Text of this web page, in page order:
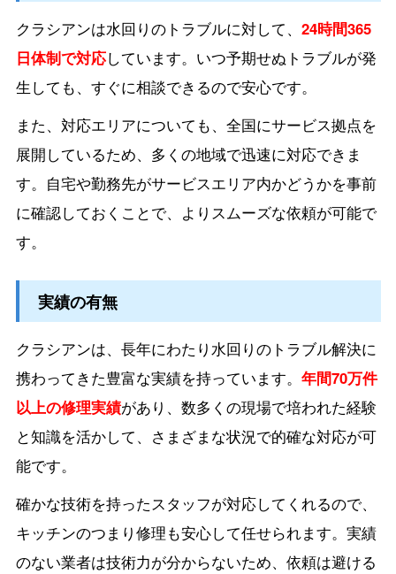
クラシアンは水回りのトラブルに対して、 24時間365
日体制で対応しています。いつ予期せぬトラブルが発
生しても、すぐに相談できるので安心です。
また、対応エリアについても、全国にサービス拠点を
展開しているため、多くの地域で迅速に対応できま
す。自宅や勤務先がサービスエリア内かどうかを事前
に確認しておくことで、よりスムーズな依頼が可能で
す。
実績の有無
クラシアンは、長年にわたり水回りのトラブル解決に
携わってきた豊富な実績を持っています。 年間70万件
以上の修理実績があり、数多くの現場で培われた経験
と知識を活かして、さまざまな状況で的確な対応が可
能です。
確かな技術を持ったスタッフが対応してくれるので、
キッチンのつまり修理も安心して任せられます。実績
のない業者は技術力が分からないため、依頼は避ける